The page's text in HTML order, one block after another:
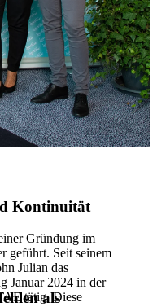
Kontinuität
Gründung im
geführt. Seit seinem
Julian das
Januar 2024 in der
tätig. Diese
als